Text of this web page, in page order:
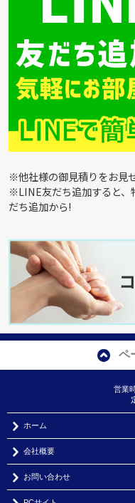
※他社様の御見積りをお見
※LINE友だち追加すると、
だち追加から!
ペ
営業
ホーム
会社概要
お問い合わせ